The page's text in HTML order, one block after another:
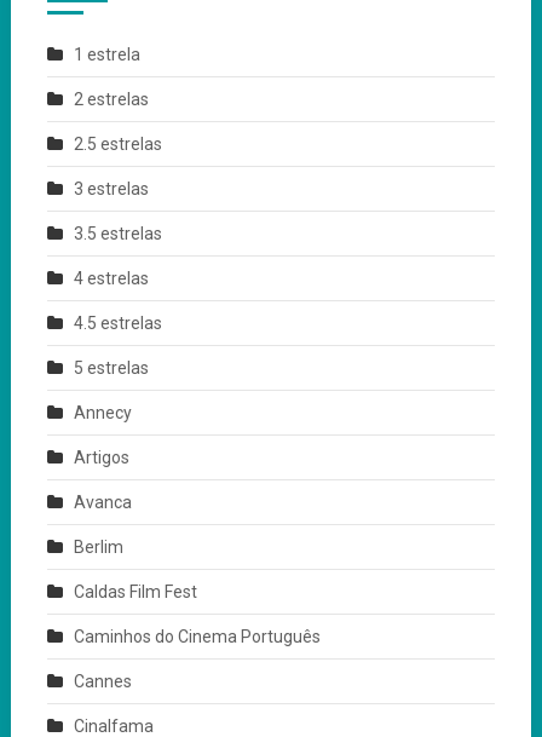
1 estrela
2 estrelas
2.5 estrelas
3 estrelas
3.5 estrelas
4 estrelas
4.5 estrelas
5 estrelas
Annecy
Artigos
Avanca
Berlim
Caldas Film Fest
Caminhos do Cinema Português
Cannes
Cinalfama